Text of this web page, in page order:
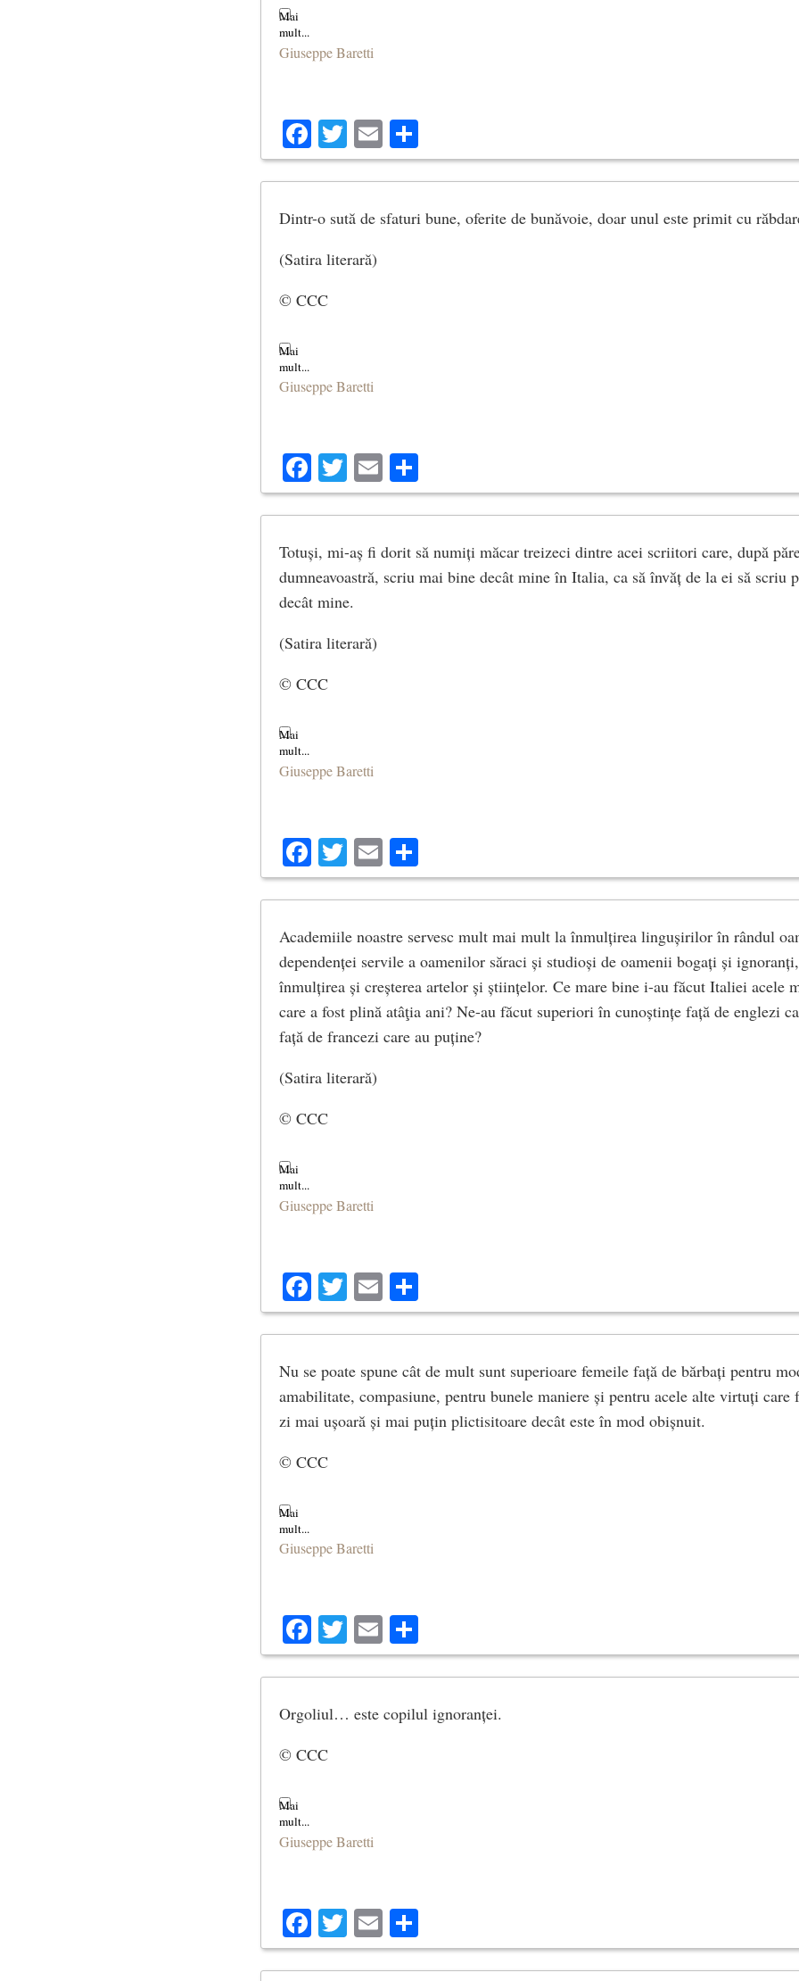
Giuseppe Baretti
Facebook
Twitter
Email
Dintr-o sută de sfaturi bune, oferite de bunăvoie, doar unul este primit cu
(Satira literară)
© CCC
Giuseppe Baretti
Facebook
Twitter
Email
Totuși, mi-aș fi dorit să numiți măcar treizeci dintre acei scriitori care, după
dumneavoastră, scriu mai bine decât mine în Italia, ca să învăț de la ei să scriu
decât mine.
(Satira literară)
© CCC
Giuseppe Baretti
Facebook
Twitter
Email
Academiile noastre servesc mult mai mult la înmulțirea lingușirilor în rândul
dependenței servile a oamenilor săraci și studioși de oamenii bogați și
înmulțirea și creșterea artelor și științelor. Ce mare bine i-au făcut Italiei acele
care a fost plină atâţia ani? Ne-au făcut superiori în cunoștințe față de englezi
față de francezi care au puține?
(Satira literară)
© CCC
Giuseppe Baretti
Facebook
Twitter
Email
Nu se poate spune cât de mult sunt superioare femeile față de bărbați pentru
amabilitate, compasiune, pentru bunele maniere și pentru acele alte virtuți care
zi mai ușoară și mai puțin plictisitoare decât este în mod obișnuit.
© CCC
Giuseppe Baretti
Facebook
Twitter
Email
Orgoliul… este copilul ignoranței.
© CCC
Giuseppe Baretti
Facebook
Twitter
Email